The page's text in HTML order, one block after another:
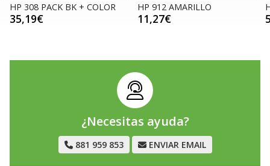
HP 308 PACK BK + COLOR
35,19€
HP 912 AMARILLO
11,27€
¿Necesitas ayuda?
881 959 853 ENVIAR EMAIL